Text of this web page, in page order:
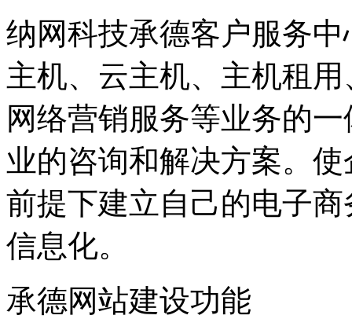
纳网科技承德客户服务
主机、云主机、主机租
网络营销服务等业务的
业的咨询和解决方案。
前提下建立自己的电子
信息化。
承德网站建设功能